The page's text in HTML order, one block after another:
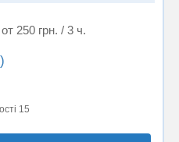
от 250 грн. / 3 ч.
15